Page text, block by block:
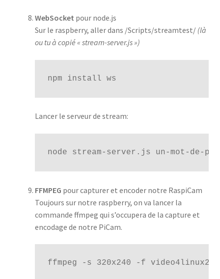
WebSocket pour node.js
Sur le raspberry, aller dans /Scripts/streamtest/ (là
ou tu à copié « stream-server.js »)
npm install ws
Lancer le serveur de stream:
node stream-server.js un-mot-de-
FFMPEG pour capturer et encoder notre RaspiCam
Toujours sur notre raspberry, on va lancer la
commande ffmpeg qui s’occupera de la capture et
encodage de notre PiCam.
ffmpeg -s 320x240 -f video4linux2